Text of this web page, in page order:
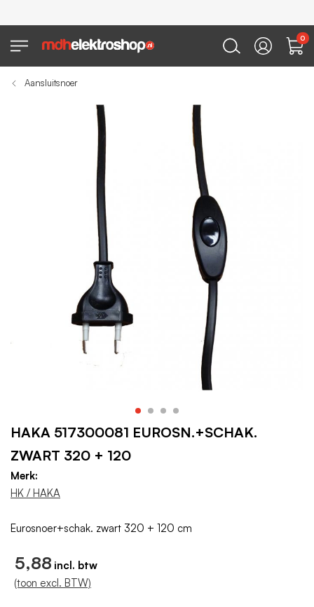
0
Aansluitsnoer
HAKA 517300081 EUROSN.+SCHAK.
ZWART 320 + 120
Merk:
HK / HAKA
5,88
(toon excl. BTW)
Eurosnoer+schak. zwart 320 + 120 cm